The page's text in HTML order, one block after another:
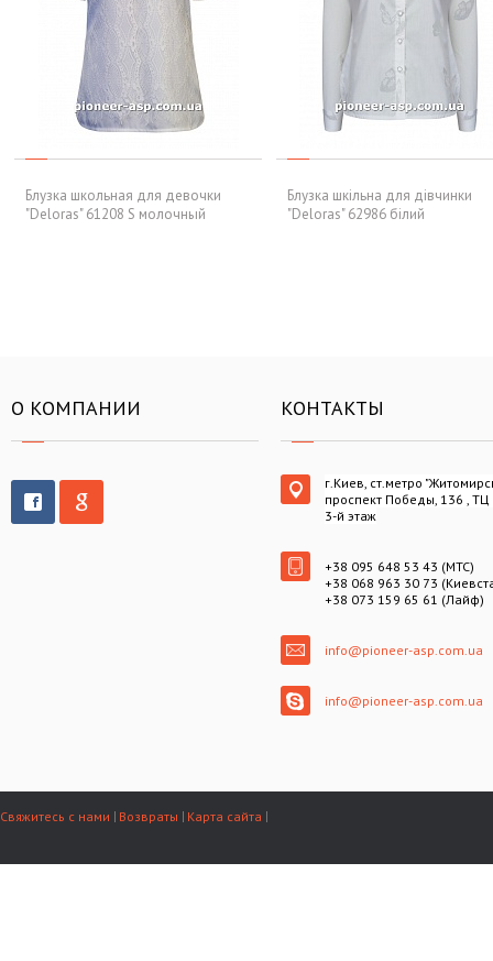
Блузка школьная для девочки
"Deloras" 61208 S молочный
Блузка шкільна для дівчинки
"Deloras" 62986 білий
О КОМПАНИИ КОНТАКТЫ
г.Киев, ст.метро
проспект Победы, 136 , ТЦ
3-й этаж
+38 095 648 53 43 (МТС)
+38 068 963 30 73
+38 073 159 65 61 (Лайф)
info@pioneer-asp.com.ua
info@pioneer-asp.com.ua
Свяжитесь с нами Возвраты Карта сайта